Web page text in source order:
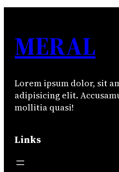
MERAL
Lorem ipsum dolor, sit
adipisicing elit.
mollitia quasi!
Links